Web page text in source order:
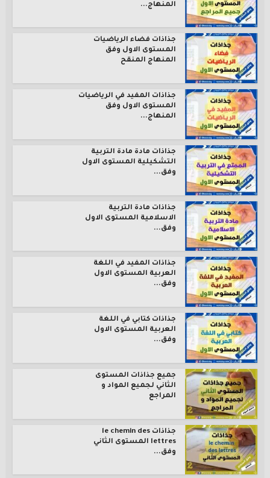
المنهاج...
جذاذات فضاء الرياضيات
المستوى الاول وفق
المنهاج المنقح
جذاذات المفيد في الرياضيات
المستوى الاول وفق
المنهاج...
جذاذات مادة مادة التربية
التشكيلية المستوى الاول
وفق...
جذاذات مادة التربية
الاسلامية المستوى الاول
وفق...
جذاذات المفيد في اللغة
العربية المستوى الاول
وفق...
جذاذات كتابي في اللغة
العربية المستوى الاول
وفق...
جميع جذاذات المستوى
الثاني لجميع المواد و
المراجع
جذاذات le chemin des
lettres المستوى الثاني
وفق...